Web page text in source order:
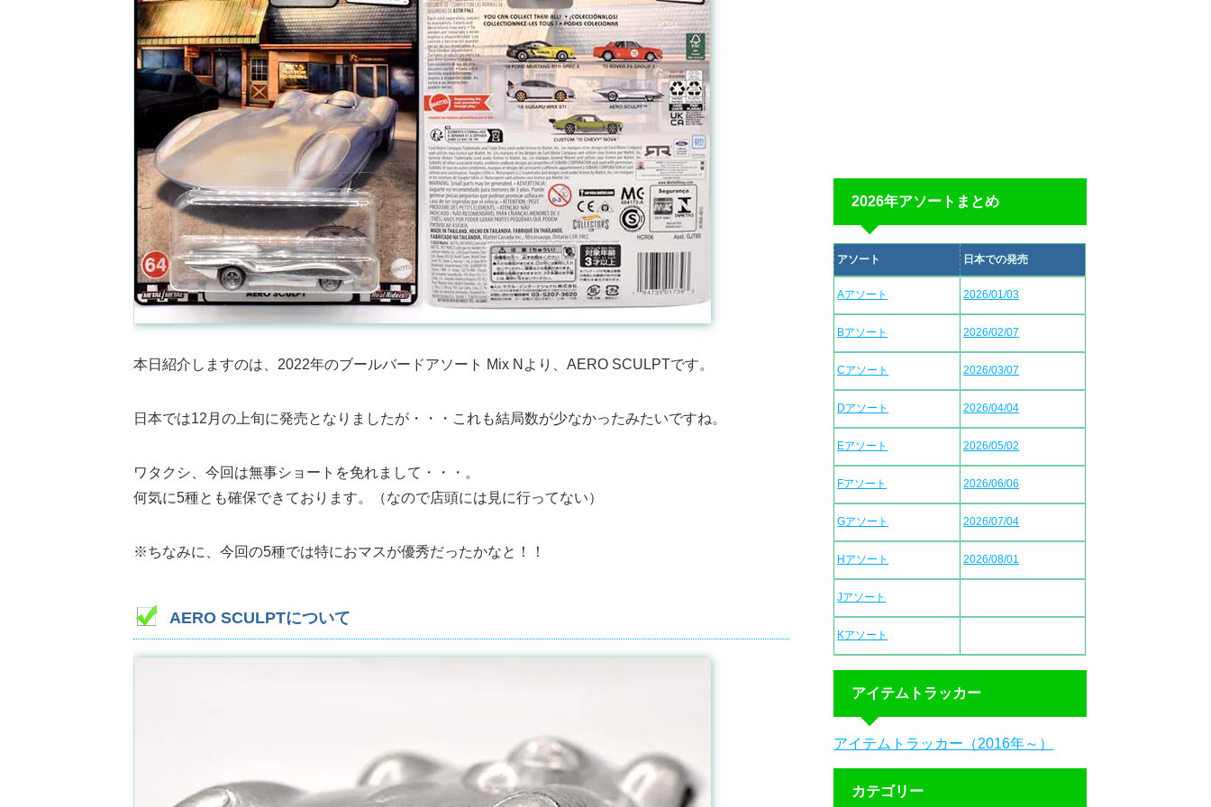
本日紹介しますのは、2022年のブールバードアソート Mix Nより、AERO SCULPTです。
日本では12月の上旬に発売となりましたが・・・これも結局数が少なかったみたいですね。
ワタクシ、今回は無事ショートを免れまして・・・。
何気に5種とも確保できております。（なので店頭には見に行ってない）
※ちなみに、今回の5種では特におマスが優秀だったかなと！！
AERO SCULPTについて
2026年アソートまとめ
アソート 日本での発売
Aアソート 2026/01/03
Bアソート 2026/02/07
Cアソート 2026/03/07
Dアソート 2026/04/04
Eアソート 2026/05/02
Fアソート 2026/06/06
Gアソート 2026/07/04
Hアソート 2026/08/01
Jアソート
Kアソート
アイテムトラッカー
アイテムトラッカー（2016年～）
カテゴリー